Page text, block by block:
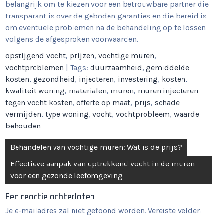
belangrijk om te kiezen voor een betrouwbare partner die
transparant is over de geboden garanties en die bereid is
om eventuele problemen na de behandeling op te lossen
volgens de afgesproken voorwaarden.
opstijgend vocht, prijzen,vochtige muren,
vochtproblemen | Tags:duurzaamheid,gemiddelde
kosten,gezondheid, injecteren, investering, kosten,
kwaliteit woning, materialen, muren, muren injecteren
tegen vocht kosten,offerte op maat, prijs,schade
vermijden,type woning,vocht,vochtprobleem,waarde
behouden
Berichtnavigatie
Behandelen van vochtige muren: Wat is de prijs?
Effectieve aanpak van optrekkend vocht in de muren
voor een gezonde leefomgeving
Een reactie achterlaten
Je e-mailadres zal niet getoond worden. Vereiste velden